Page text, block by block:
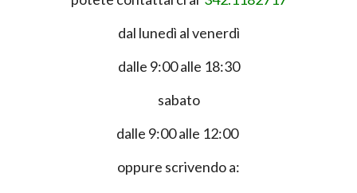
dal lunedì al venerdì
dalle 9:00 alle 18:30
sabato
dalle 9:00 alle 12:00
oppure scrivendo a: